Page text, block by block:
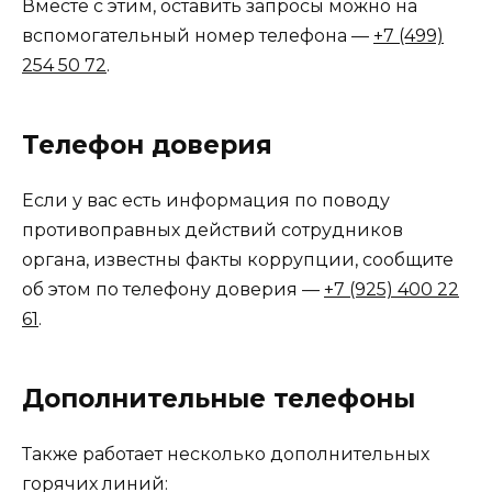
Вместе с этим, оставить запросы можно на
вспомогательный номер телефона — +7 (499)
254 50 72.
Телефон доверия
Если у вас есть информация по поводу
противоправных действий сотрудников
органа, известны факты коррупции, сообщите
об этом по телефону доверия — +7 (925) 400 22
61 .
Дополнительные телефоны
Также работает несколько дополнительных
горячих линий: